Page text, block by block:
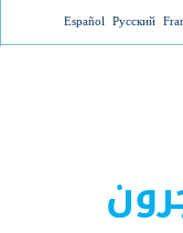
Русский
Español